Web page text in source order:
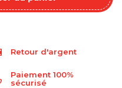
Retour d'argent
Paiement 100%
sécurisé